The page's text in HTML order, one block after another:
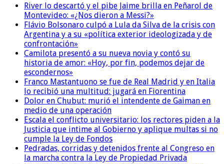
River lo descartó y el pibe Jaime brilla en Peñarol de
Montevideo: «¿Nos dieron a Messi?»
Flávio Bolsonaro culpó a Lula da Silva de la crisis con
Argentina y a su «política exterior ideologizada y de
confrontación»
Camilota presentó a su nueva novia y contó su
historia de amor: «Hoy, por fin, podemos dejar de
escondernos»
Franco Mastantuono se fue de Real Madrid y en Italia
lo recibió una multitud: jugará en Fiorentina
Dolor en Chubut: murió el intendente de Gaiman en
medio de una operación
Escala el conflicto universitario: los rectores piden a la
Justicia que intime al Gobierno y aplique multas si no
cumple la Ley de Fondos
Pedradas, corridas y detenidos frente al Congreso en
la marcha contra la Ley de Propiedad Privada